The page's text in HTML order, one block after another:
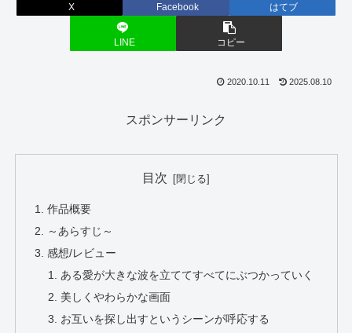
X Facebook はてブ
LINE コピー
2020.10.11 2025.08.10
スポンサーリンク
目次
作品概要
～あらすじ～
感想/レビュー
ある愛が大きな波を立ててすべてにぶつかっていく
美しくやわらかな画面
お互いを探し出すというシーンが呼応する